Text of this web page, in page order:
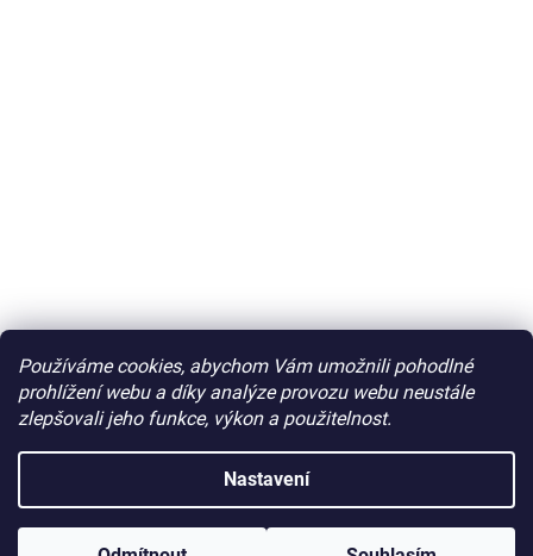
Používáme cookies, abychom Vám umožnili pohodlné
prohlížení webu a díky analýze provozu webu neustále
zlepšovali jeho funkce, výkon a použitelnost.
Nastavení